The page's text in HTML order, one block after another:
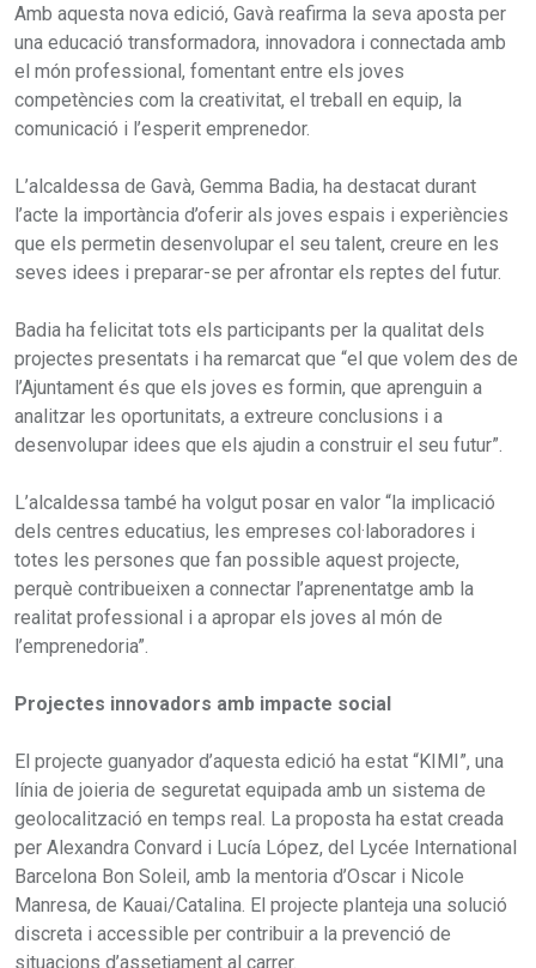
Amb aquesta nova edició, Gavà reafirma la seva aposta per
una educació transformadora, innovadora i connectada amb
el món professional, fomentant entre els joves
competències com la creativitat, el treball en equip, la
comunicació i l’esperit emprenedor.
L’alcaldessa de Gavà, Gemma Badia, ha destacat durant
l’acte la importància d’oferir als joves espais i experiències
que els permetin desenvolupar el seu talent, creure en les
seves idees i preparar-se per afrontar els reptes del futur.
Badia ha felicitat tots els participants per la qualitat dels
projectes presentats i ha remarcat que “el que volem des de
l’Ajuntament és que els joves es formin, que aprenguin a
analitzar les oportunitats, a extreure conclusions i a
desenvolupar idees que els ajudin a construir el seu futur”.
L’alcaldessa també ha volgut posar en valor “la implicació
dels centres educatius, les empreses col·laboradores i
totes les persones que fan possible aquest projecte,
perquè contribueixen a connectar l’aprenentatge amb la
realitat professional i a apropar els joves al món de
l’emprenedoria”.
Projectes innovadors amb impacte social
El projecte guanyador d’aquesta edició ha estat “KIMI”, una
línia de joieria de seguretat equipada amb un sistema de
geolocalització en temps real. La proposta ha estat creada
per Alexandra Convard i Lucía López, del Lycée International
Barcelona Bon Soleil, amb la mentoria d’Oscar i Nicole
Manresa, de Kauai/Catalina. El projecte planteja una solució
discreta i accessible per contribuir a la prevenció de
situacions d’assetjament al carrer.